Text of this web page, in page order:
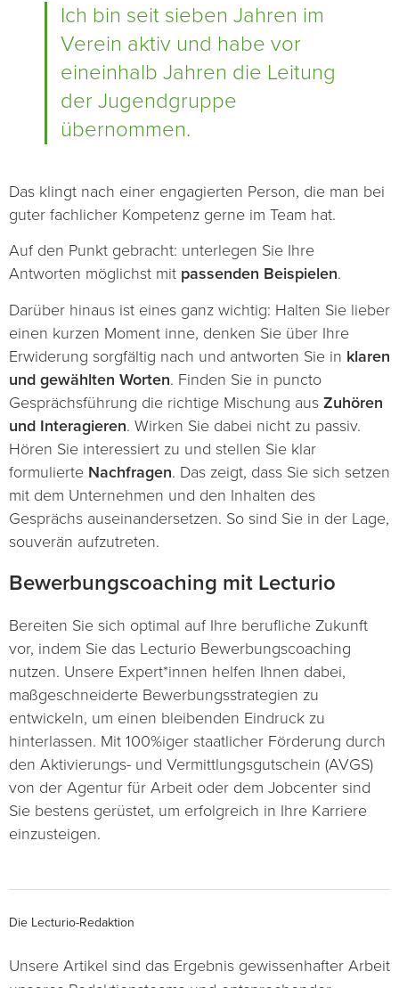
Ich bin seit sieben Jahren im
Verein aktiv und habe vor
eineinhalb Jahren die Leitung
der Jugendgruppe
übernommen.
Das klingt nach einer engagierten Person, die man bei
guter fachlicher Kompetenz gerne im Team hat.
Auf den Punkt gebracht: unterlegen Sie Ihre
Antworten möglichst mit passenden Beispielen.
Darüber hinaus ist eines ganz wichtig: Halten Sie lieber
einen kurzen Moment inne, denken Sie über Ihre
Erwiderung sorgfältig nach und antworten Sie in klaren
und gewählten Worten. Finden Sie in puncto
Gesprächsführung die richtige Mischung aus Zuhören
und Interagieren. Wirken Sie dabei nicht zu passiv.
Hören Sie interessiert zu und stellen Sie klar
formulierte Nachfragen. Das zeigt, dass Sie sich setzen
mit dem Unternehmen und den Inhalten des
Gesprächs auseinandersetzen. So sind Sie in der Lage,
souverän aufzutreten.
Bewerbungscoaching mit Lecturio
Bereiten Sie sich optimal auf Ihre berufliche Zukunft
vor, indem Sie das Lecturio Bewerbungscoaching
nutzen. Unsere Expert*innen helfen Ihnen dabei,
maßgeschneiderte Bewerbungsstrategien zu
entwickeln, um einen bleibenden Eindruck zu
hinterlassen. Mit 100%iger staatlicher Förderung durch
den Aktivierungs- und Vermittlungsgutschein (AVGS)
von der Agentur für Arbeit oder dem Jobcenter sind
Sie bestens gerüstet, um erfolgreich in Ihre Karriere
einzusteigen.
Die Lecturio-Redaktion
Unsere Artikel sind das Ergebnis gewissenhafter Arbeit